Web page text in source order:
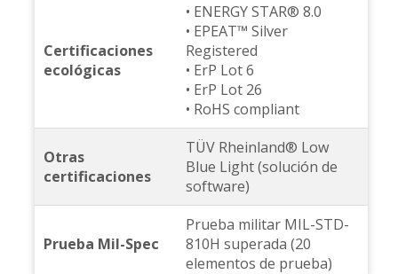
Certificaciones
ecológicas
• ENERGY STAR® 8.0
• EPEAT™ Silver
Registered
• ErP Lot 6
• ErP Lot 26
• RoHS compliant
Otras
certificaciones
TÜV Rheinland® Low
Blue Light (solución de
software)
Prueba Mil-Spec
Prueba militar MIL-STD-
810H superada (20
elementos de prueba)